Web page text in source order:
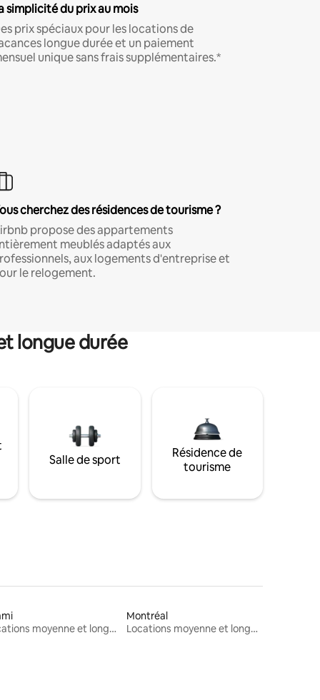
simplicité du prix au mois
prix spéciaux pour les locations de
longue durée et un paiement
unique sans frais supplémentaires.*
cherchez des résidences de tourisme ?
propose des appartements
meublés adaptés aux
aux logements d'entreprise et
le relogement.
longue durée
Salle de sport
Résidence de
tourisme
Locations moyenne et longue durée
Montréal
Locations moyenne et longue durée